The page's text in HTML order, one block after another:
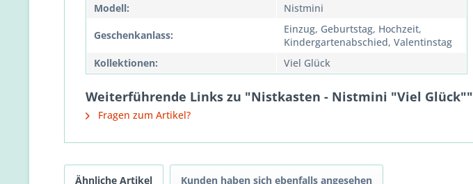
Modell:
Nistmini
Geschenkanlass:
Einzug, Geburtstag, Hochzeit,
Kindergartenabschied, Valentinstag
Kollektionen:
Viel Glück
Weiterführende Links zu "Nistkasten - Nistmini "Viel Glück""
Fragen zum Artikel?
Ähnliche Artikel Kunden haben sich ebenfalls angesehen